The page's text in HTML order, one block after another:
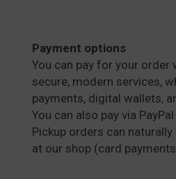
Payment options
You can pay for your order
secure, modern services,
payments, digital wallets,
You can also pay via
Pickup orders can
at our shop (card